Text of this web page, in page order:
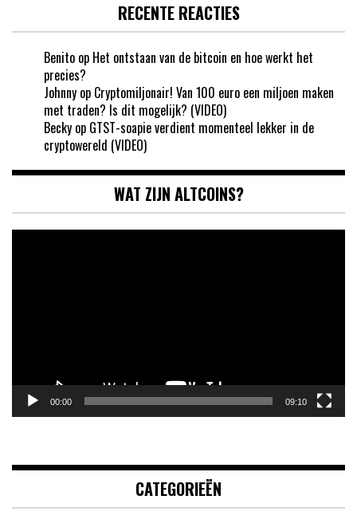
RECENTE REACTIES
Benito op Het ontstaan van de bitcoin en hoe werkt het
precies?
Johnny op Cryptomiljonair! Van 100 euro een miljoen maken
met traden? Is dit mogelijk? (VIDEO)
Becky op GTST-soapie verdient momenteel lekker in de
cryptowereld (VIDEO)
WAT ZIJN ALTCOINS?
00:00 09:10
CATEGORIEËN